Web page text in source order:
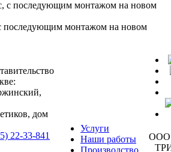
последующим монтажом на новом
дом
22-33-841
Услуги
Наши работы
Производство
ООО